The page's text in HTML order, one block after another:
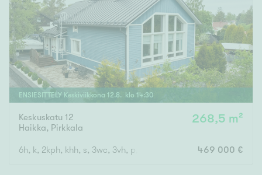
Ominaisuudet
Hissi
Järvi- tai merinäköala
Maalämpö
Oma ranta
Oma sauna
Parveke
Senioriasunto
ENSIESITTELY Keskiviikkona 12.8. klo 14:30
Keskuskatu 12
Haikka, Pirkkala
268,5 m²
6h, k, 2kph, khh, s, 3wc, 3vh, p, terassi, läm.var, ak469 000 €